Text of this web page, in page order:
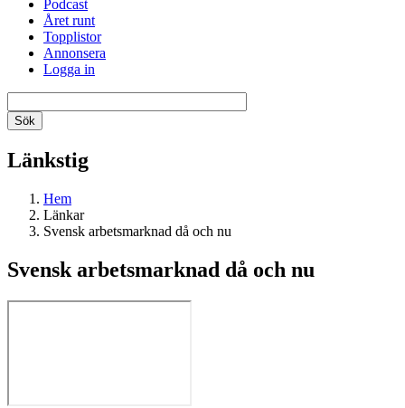
Podcast
Året runt
Topplistor
Annonsera
Logga in
Länkstig
Hem
Länkar
Svensk arbetsmarknad då och nu
Svensk arbetsmarknad då och nu